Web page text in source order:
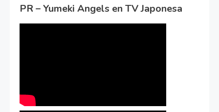
PR – Yumeki Angels en TV Japonesa